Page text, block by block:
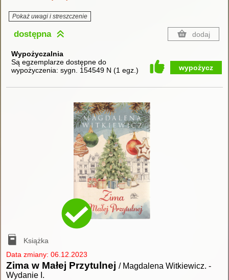
Pokaż uwagi i streszczenie
dostępna dodaj
Wypożyczalnia
Są egzemplarze dostępne do
wypożyczenia: sygn. 154549 N (1 egz.) wypożycz
Książka
Data zmiany: 06.12.2023
Zima w Małej Przytulnej / Magdalena Witkiewicz. -
Wydanie I.